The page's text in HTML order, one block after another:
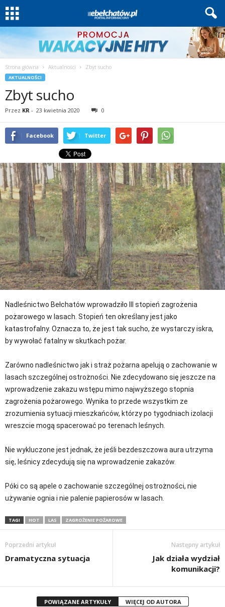
Strona główna Aktualności Zbyt sucho
AKTUALNOŚCI
Zbyt sucho
Przez KR - 23 kwietnia 2020 0
Facebook Twitter
Nadleśnictwo Bełchatów wprowadziło III stopień zagrożenia
pożarowego w lasach. Stopień ten określany jest jako
katastrofalny. Oznacza to, że jest tak sucho, że wystarczy iskra,
by wywołać fatalny w skutkach pożar.
Zarówno nadleśnictwo jak i straż pożarna apelują o zachowanie w
lasach szczególnej ostrożności. Nie zdecydowano się jeszcze na
wprowadzenie zakazu wstępu mimo najwyższego stopnia
zagrożenia pożarowego. Wynika to przede wszystkim ze
zrozumienia sytuacji mieszkańców, którzy po tygodniach izolacji
wreszcie mogą spacerować po terenach leśnych.
Nie wykluczone jest jednak, że jeśli bezdeszczowa aura utrzyma
się, leśnicy zdecydują się na wprowadzenie zakazów.
Póki co są apele o zachowanie szczególnej ostrożności, nie
używanie ognia i nie palenie papierosów w lasach.
TAGI HOT LAS ZAGROŻENIE POŻAROWE
Poprzedni artykuł
Dramatyczna sytuacja
Następny artykuł
Jak działa wydział
komunikacji?
POWIĄZANE ARTYKUŁY WIĘCEJ OD AUTORA